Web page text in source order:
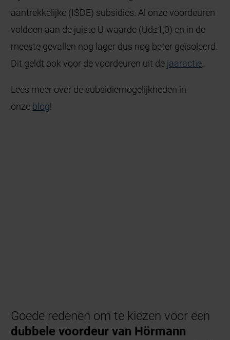
aantrekkelijke (ISDE) subsidies. Al onze voordeuren
voldoen aan de juiste U-waarde (Ud≤1,0) en in de
meeste gevallen nog lager dus nog beter geïsoleerd.
Dit geldt ook voor de voordeuren uit de jaaractie.
Lees meer over de subsidiemogelijkheden in
onze blog!
Goede redenen om te kiezen voor een
dubbele voordeur van Hörmann